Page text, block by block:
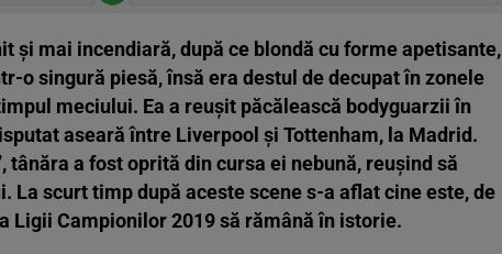
și mai incendiară, după ce blondă cu forme apetisante,
o singură piesă, însă era destul de decupat în zonele
meciului. Ea a reușit păcălească bodyguarzii în
aseară între Liverpool și Tottenham, la Madrid.
tânăra a fost oprită din cursa ei nebună, reușind să
La scurt timp după aceste scene s-a aflat cine este, de
Ligii Campionilor 2019 să rămână în istorie.